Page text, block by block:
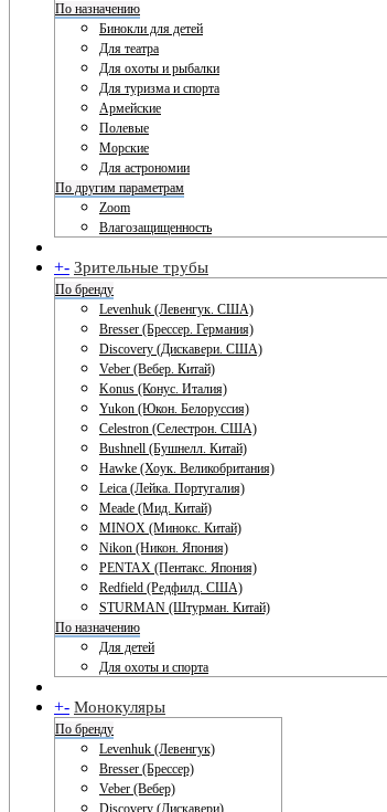
По назначению
Бинокли для детей
Для театра
Для охоты и рыбалки
Для туризма и спорта
Армейские
Полевые
Морские
Для астрономии
По другим параметрам
Zoom
Влагозащищенность
+- Зрительные трубы
По бренду
Levenhuk (Левенгук. США)
Bresser (Брессер. Германия)
Discovery (Дискавери. США)
Veber (Вебер. Китай)
Konus (Конус. Италия)
Yukon (Юкон. Белоруссия)
Celestron (Селестрон. США)
Bushnell (Бушнелл. Китай)
Hawke (Хоук. Великобритания)
Leica (Лейка. Португалия)
Meade (Мид. Китай)
MINOX (Минокс. Китай)
Nikon (Никон. Япония)
PENTAX (Пентакс. Япония)
Redfield (Редфилд. США)
STURMAN (Штурман. Китай)
По назначению
Для детей
Для охоты и спорта
+- Монокуляры
По бренду
Levenhuk (Левенгук)
Bresser (Брессер)
Veber (Вебер)
Discovery (Дискавери)